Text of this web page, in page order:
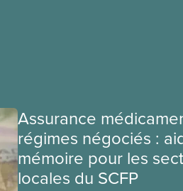
Assurance
régimes négociés :
mémoire pour les
locales du SCFP